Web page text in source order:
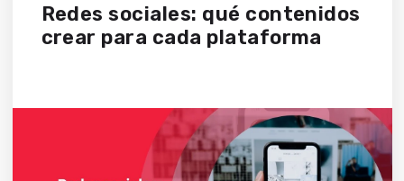
Redes sociales: qué contenidos
crear para cada plataforma